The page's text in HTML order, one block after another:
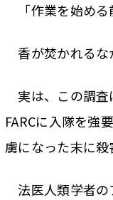
「作業を始める
香が焚かれるな
実は、この調査
FARCに入隊を強
虜になった末に殺
法医人類学者の